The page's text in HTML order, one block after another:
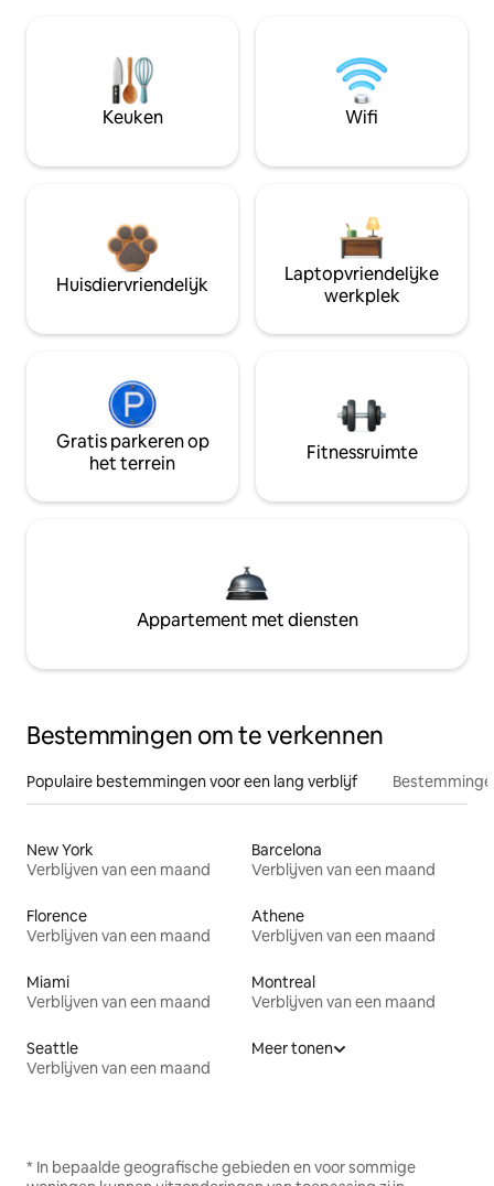
Keuken Wifi
Huisdiervriendelijk
Laptopvriendelijke
werkplek
Gratis parkeren op
het terrein
Fitnessruimte
Appartement met diensten
Bestemmingen om te verkennen
Populaire bestemmingen voor een lang verblijf
New York
Verblijven van een maand
Barcelona
Verblijven van een maand
Florence
Verblijven van een maand
Athene
Verblijven van een maand
Miami
Verblijven van een maand
Montreal
Verblijven van een maand
Seattle
Verblijven van een maand
Meer tonen
* In bepaalde geografische gebieden en voor sommige